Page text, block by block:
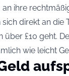
an ihre
direkt an
über £10 geht.
wie leicht